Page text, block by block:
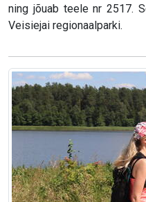
ning jõuab teele nr 2517.
Veisiejai regionaalparki.